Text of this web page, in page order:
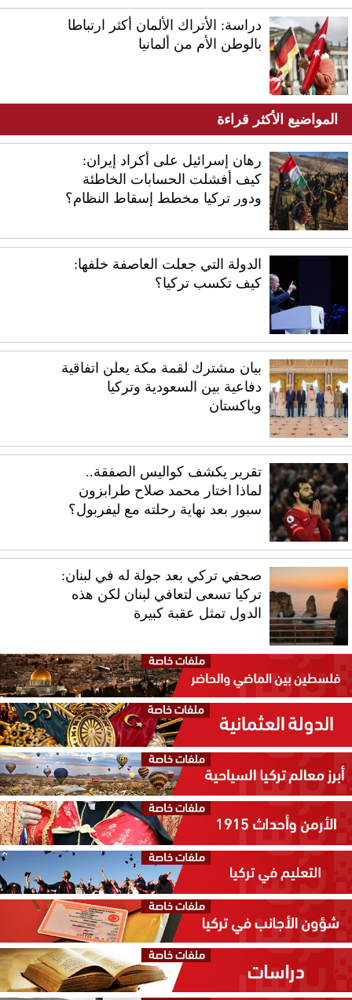
دراسة: الأتراك الألمان أكثر ارتباطا
بالوطن الأم من ألمانيا
المواضيع الأكثر قراءة
رهان إسرائيل على أكراد إيران:
كيف أفشلت الحسابات الخاطئة
ودور تركيا مخطط إسقاط النظام؟
الدولة التي جعلت العاصفة خلفها:
كيف تكسب تركيا؟
بيان مشترك لقمة مكة يعلن اتفاقية
دفاعية بين السعودية وتركيا
وباكستان
تقرير يكشف كواليس الصفقة..
لماذا اختار محمد صلاح طرابزون
سبور بعد نهاية رحلته مع ليفربول؟
صحفي تركي بعد جولة له في لبنان:
تركيا تسعى لتعافي لبنان لكن هذه
الدول تمثل عقبة كبيرة